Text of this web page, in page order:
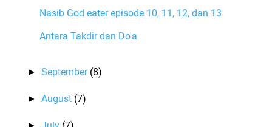
Nasib God eater episode 10, 11, 12, dan 13
Antara Takdir dan Do'a
►September (8)
►August (7)